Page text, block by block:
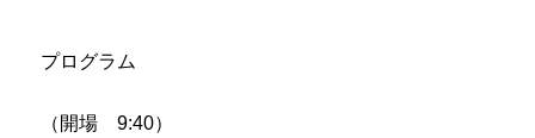
プログラム
（開場 9:40）